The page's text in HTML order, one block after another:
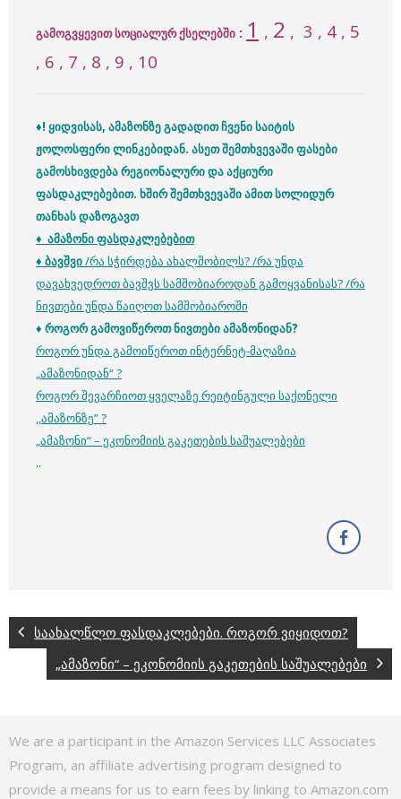
გამოგვყევით სოციალურ ქსელებში : 1 , 2 , 3 , 4 , 5
, 6 , 7 , 8 , 9 , 10
♦! ყიდვისას, ამაზონზე გადადით ჩვენი საიტის
ჟოლოსფერი ლინკებიდან. ასეთ შემთხვევაში ფასები
გამოსხივდება რეგიონალური და აქციური
ფასდაკლებებით. ხშირ შემთხვევაში ამით სოლიდურ
თანხას დაზოგავთ
♦ ამაზონი ფასდაკლებებით
♦ ბავშვი/რა სჭირდება ახალშობილს? /რა უნდა
დავახვედროთ ბავშვს სამშობიაროდან გამოყვანისას? /რა
ნივთები უნდა წაიღოთ სამშობიაროში
♦ როგორ გამოვიწეროთ ნივთები ამაზონიდან?
როგორ უნდა გამოიწეროთ ინტერნეტ-მაღაზია
„ამაზონიდან“ ?
როგორ შევარჩიოთ ყველაზე რეიტინგული საქონელი
,,ამაზონზე” ?
„ამაზონი“ – ეკონომიის გაკეთების საშუალებები
..
საახალწლო ფასდაკლებები. როგორ ვიყიდოთ?
„ამაზონი“ – ეკონომიის გაკეთების საშუალებები
We are a participant in the Amazon Services LLC Associates
Program, an affiliate advertising program designed to
provide a means for us to earn fees by linking to Amazon.com